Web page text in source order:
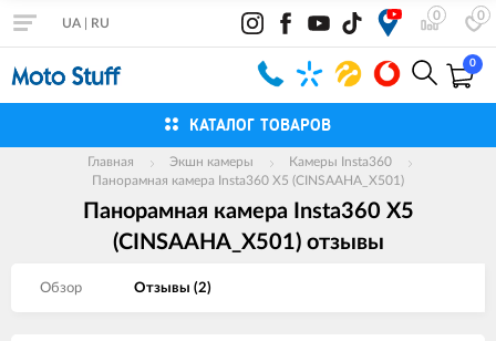
0 0
UA RU
0
КАТАЛОГ ТОВАРОВ
Главная Экшн камеры
Камеры Insta360
Панорамная камера Insta360 X5 (CINSAAHA_X501)
Панорамная камера Insta360 X5
(CINSAAHA_X501) отзывы
Обзор Отзывы (2)